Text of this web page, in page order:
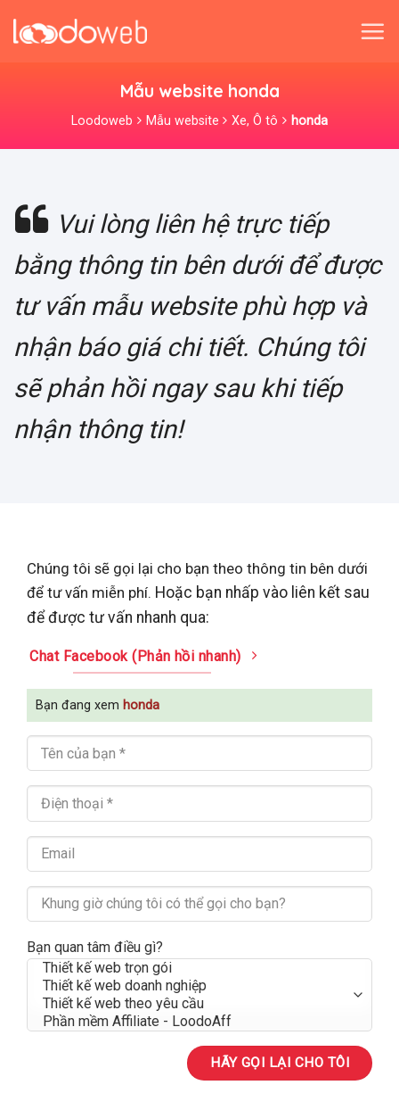
Mẫu website honda
Loodoweb Mẫu website Xe, Ô tô honda
Vui lòng liên hệ trực tiếp
bằng thông tin bên dưới để được
tư vấn mẫu website phù hợp và
nhận báo giá chi tiết. Chúng tôi
sẽ phản hồi ngay sau khi tiếp
nhận thông tin!
Chúng tôi sẽ gọi lại cho bạn theo thông tin bên dưới
để tư vấn miễn phí. Hoặc bạn nhấp vào liên kết sau
để được tư vấn nhanh qua:
Chat Facebook (Phản hồi nhanh)
Bạn đang xem honda
Bạn quan tâm điều gì?